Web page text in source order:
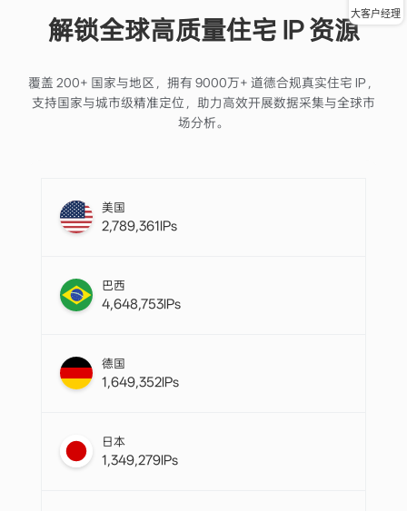
解锁全球高质量住宅 IP 资源
覆盖 200+ 国家与地区，拥有 9000万+ 道德合规真实住宅 IP，
支持国家与城市级精准定位，助力高效开展数据采集与全球市
场分析。
美国
2,789,361IPs
巴西
4,648,753IPs
德国
1,649,352IPs
日本
1,349,279IPs
大客户经理